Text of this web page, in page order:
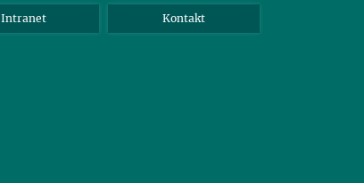
Intranet Kontakt